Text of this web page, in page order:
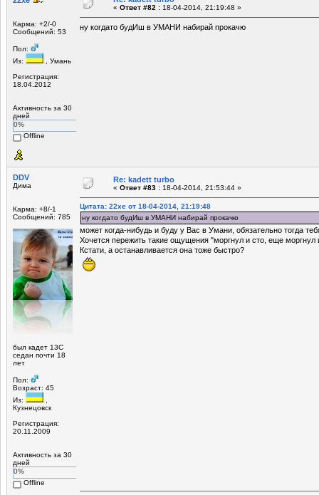
Карма: +2/-0
Сообщений: 53
Пол:
Из:
, Умань
Регистрация:
18.04.2012
Активность за 30
дней
0%
Offline
« Ответ #82 : 18-04-2014, 21:19:48 »
ну когдато будИш в УМАНИ набирай прокачю
DDV
Дима
Карма: +8/-1
Сообщений: 785
был кадет 13С
седан почти 18
лет
Пол:
Возраст: 45
Из:
Кузнецовск
Регистрация:
20.11.2009
Активность за 30
дней
0%
Offline
Re: kadett turbo
« Ответ #83 : 18-04-2014, 21:53:44 »
Цитата: 22xe от 18-04-2014, 21:19:48
ну когдато будИш в УМАНИ набирай прокачю
может когда-нибудь и буду у Вас в Умани, обязательно тогда
Хочется пережить такие ощущения "моргнул и сто, еще моргнул
Кстати, а останавливается она тоже быстро?